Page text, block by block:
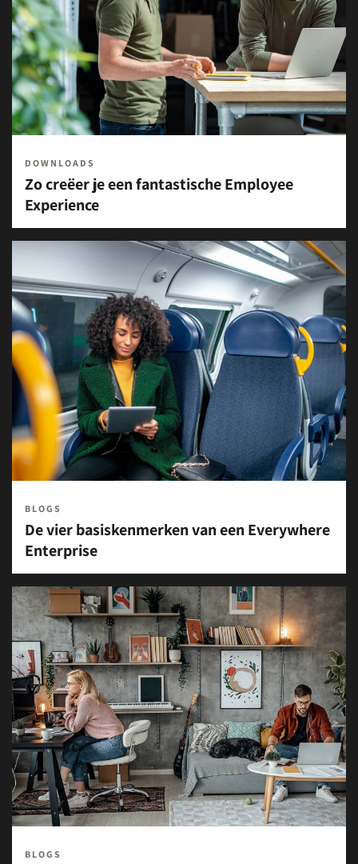
DOWNLOADS
Zo creëer je een fantastische Employee
Experience
BLOGS
De vier basiskenmerken van een Everywhere
Enterprise
BLOGS